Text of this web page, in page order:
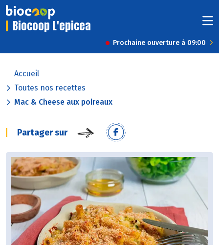
Biocoop L'epicea
Prochaine ouverture à 09:00
Accueil
Toutes nos recettes
Mac & Cheese aux poireaux
Partager sur